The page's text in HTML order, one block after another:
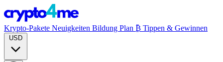
Krypto-Pakete Neuigkeiten Bildung Plan ₿ Tippen & Gewinnen